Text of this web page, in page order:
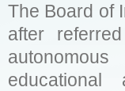
The Board of
after
educational